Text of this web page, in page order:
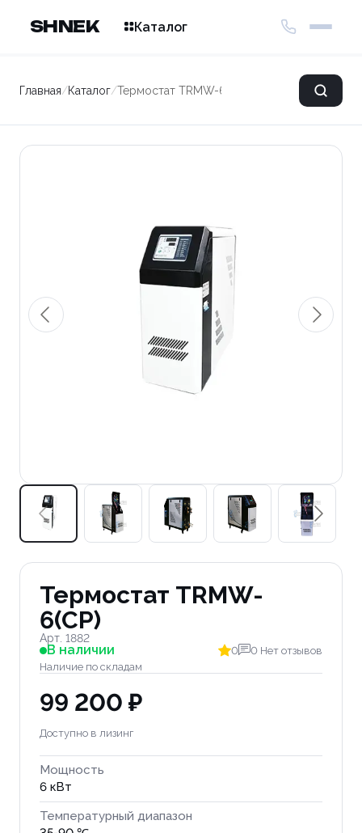
SHNEK Каталог
Главная/Каталог/Термостат TRMW-6(CP)
Термостат TRMW-
6(CP)
Арт. 1882
В наличии
Наличие по складам
0 0 Нет отзывов
99 200 ₽
Доступно в лизинг
Мощность
6 кВт
Температурный диапазон